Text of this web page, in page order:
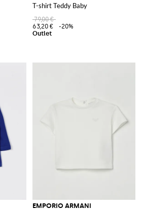
T-shirt Teddy Baby
79,00 €
63,20 €
-20%
EMPORIO ARMANI